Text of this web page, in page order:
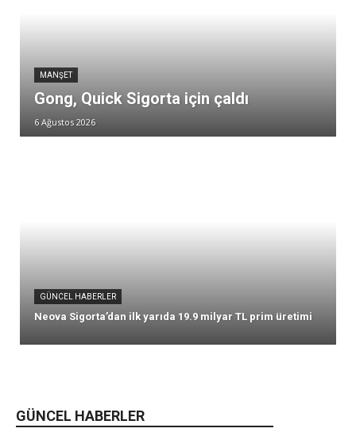
GÜNCEL HABERLER
MANŞET
Gong, Quick Sigorta için çaldı
6 Ağustos 2026
GÜNCEL HABERLER
Neova Sigorta’dan ilk yarıda 19.9 milyar TL prim üretimi